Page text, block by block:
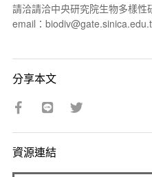
請洽請洽中央研究院生物多樣性
email：
分享本文
資源連結